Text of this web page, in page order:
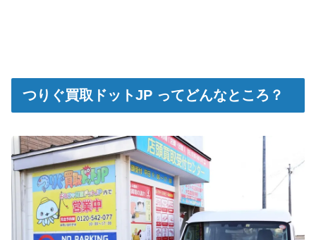
つりぐ買取ドットJP ってどんなところ？